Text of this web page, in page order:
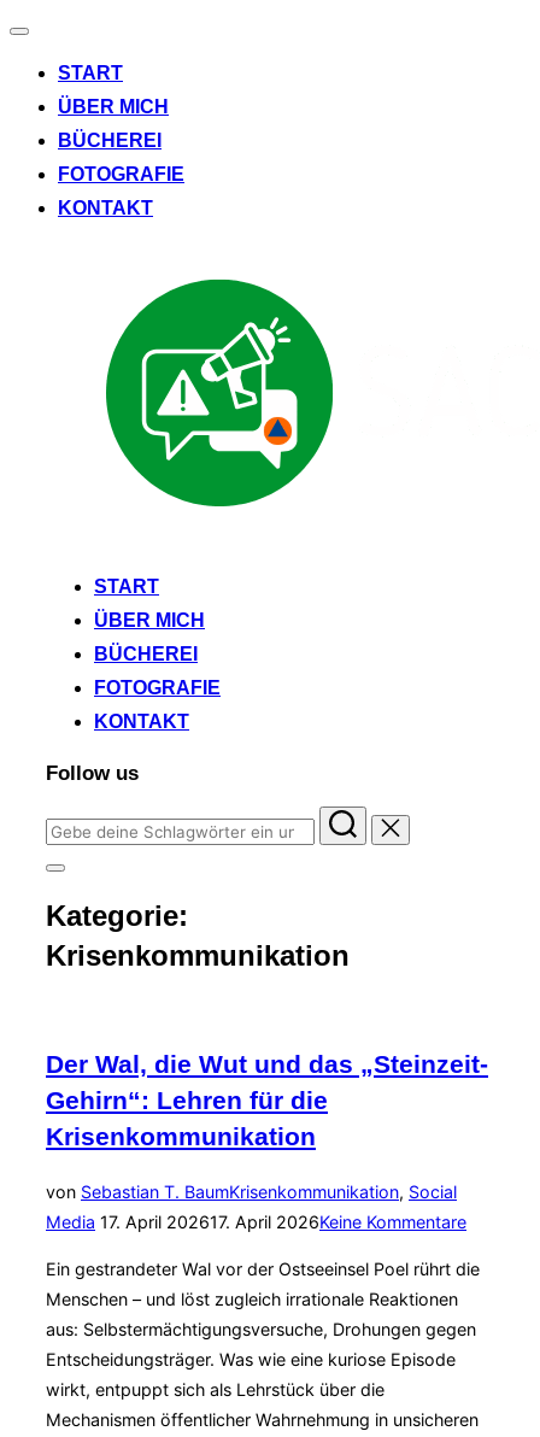
Navigation
START
ÜBER MICH
BÜCHEREI
FOTOGRAFIE
KONTAKT
START
ÜBER MICH
BÜCHEREI
FOTOGRAFIE
KONTAKT
Follow us
Suchen
nach:
Seitenleiste
Navigation
umschalten
Kategorie:
Krisenkommunikation
Der Wal, die Wut und das „Steinzeit-
Gehirn“: Lehren für die
Krisenkommunikation
von Sebastian T. BaumKrisenkommunikation, Social
Media Veröffentlicht
17. April 202617. April 2026Keine Kommentare
Ein gestrandeter Wal vor der Ostseeinsel Poel rührt die
Menschen – und löst zugleich irrationale Reaktionen
aus: Selbstermächtigungsversuche, Drohungen gegen
Entscheidungsträger. Was wie eine kuriose Episode
wirkt, entpuppt sich als Lehrstück über die
Mechanismen öffentlicher Wahrnehmung in unsicheren